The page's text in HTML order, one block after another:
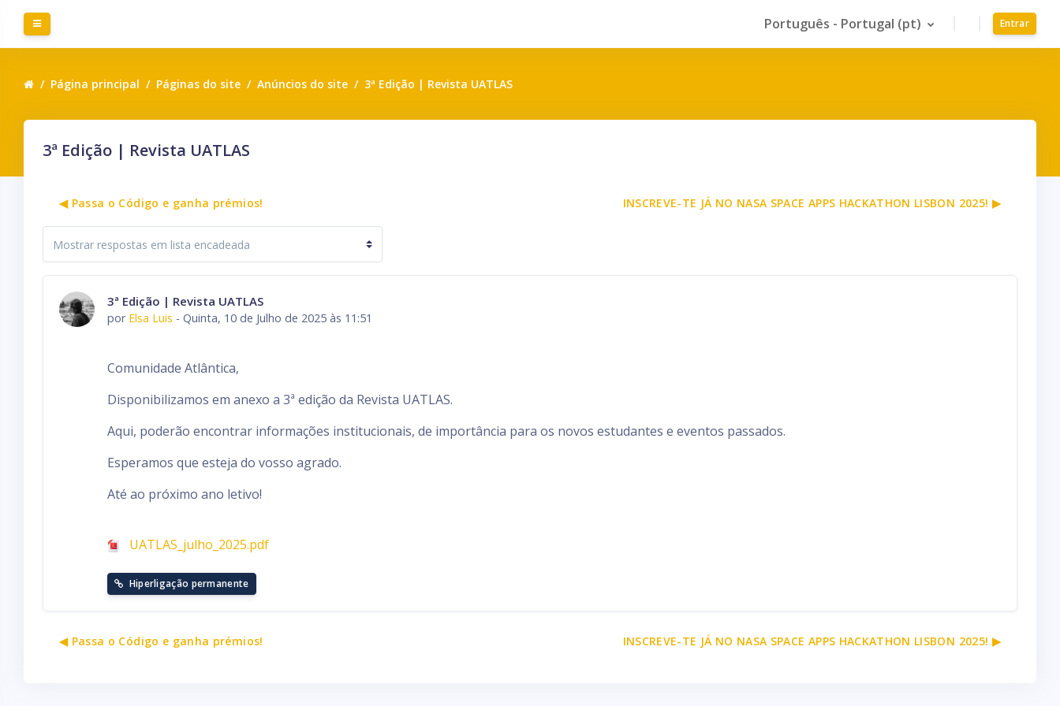
Ir para o conteúdo principal
Português - Portugal ‎(pt)‎ Entrar
Página principal Páginas do site Anúncios do site 3ª Edição | Revista UATLAS
3ª Edição | Revista UATLAS
◀︎ Passa o Código e ganha prémios! INSCREVE-TE JÁ NO NASA SPACE APPS HACKATHON LISBON 2025! ▶︎
visualização
3ª Edição | Revista UATLAS
por Elsa Luis - Quinta, 10 de Julho de 2025 às 11:51
Número de respostas: 0
Comunidade Atlântica,
Disponibilizamos em anexo a 3ª edição da Revista UATLAS.
Aqui, poderão encontrar informações institucionais, de importância para os novos estudantes e eventos passados.
Esperamos que esteja do vosso agrado.
Até ao próximo ano letivo!
UATLAS_julho_2025.pdf
Hiperligação permanente
◀︎ Passa o Código e ganha prémios! INSCREVE-TE JÁ NO NASA SPACE APPS HACKATHON LISBON 2025! ▶︎